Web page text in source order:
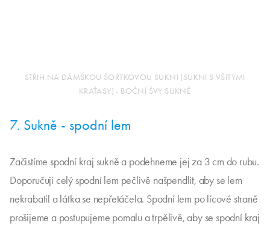
STŘIH NA DÁMSKOU ŠORTKOVOU SUKNI (SUKNI S VŠITÝMI
KRAŤASY) - BOČNÍ ŠVY SUKNĚ
7. Sukně - spodní lem
Začistíme spodní kraj sukně a podehneme jej za 3 cm do rubu.
Doporučuji celý spodní lem pečlivě našpendlit, aby se lem
nekrabatil a látka se nepřetáčela. Spodní lem po lícové straně
prošijeme a postupujeme pomalu a trpělivě, aby se spodní kraj